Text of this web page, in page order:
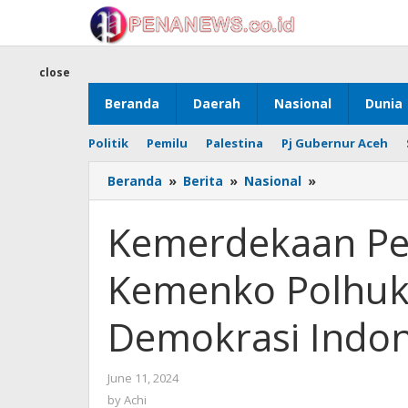
content
Beranda Daerah Nasional Dunia
Politik Pemilu Palestina Pj Gubernur Aceh
close
Beranda » Berita » Nasional »
Pers
Rendah,
Kemenko
Polhukam
Rilis
Demokrasi
Indonesia
Kemerdekaan
Kemenko
Demokrasi
June 11, 2024
byAchi